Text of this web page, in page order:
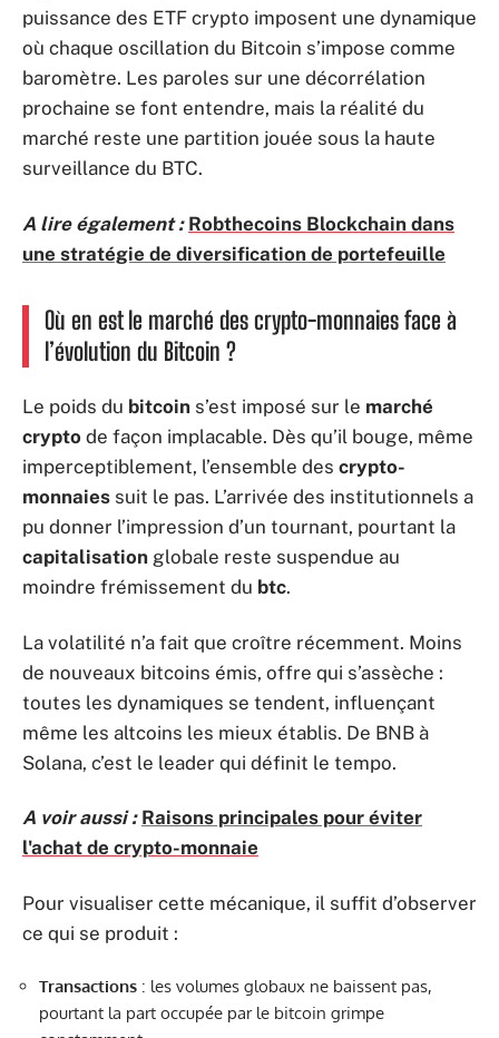
puissance des ETF crypto imposent une dynamique
où chaque oscillation du Bitcoin s’impose comme
baromètre. Les paroles sur une décorrélation
prochaine se font entendre, mais la réalité du
marché reste une partition jouée sous la haute
surveillance du BTC.
A lire également : Robthecoins Blockchain dans
une stratégie de diversification de portefeuille
Où en est le marché des crypto-monnaies face à
l’évolution du Bitcoin ?
Le poids du bitcoin s’est imposé sur le marché
crypto de façon implacable. Dès qu’il bouge, même
imperceptiblement, l’ensemble des crypto-
monnaies suit le pas. L’arrivée des institutionnels a
pu donner l’impression d’un tournant, pourtant la
capitalisation globale reste suspendue au
moindre frémissement du btc.
La volatilité n’a fait que croître récemment. Moins
de nouveaux bitcoins émis, offre qui s’assèche :
toutes les dynamiques se tendent, influençant
même les altcoins les mieux établis. De BNB à
Solana, c’est le leader qui définit le tempo.
A voir aussi : Raisons principales pour éviter
l'achat de crypto-monnaie
Pour visualiser cette mécanique, il suffit d’observer
ce qui se produit :
Transactions : les volumes globaux ne baissent pas,
pourtant la part occupée par le bitcoin grimpe